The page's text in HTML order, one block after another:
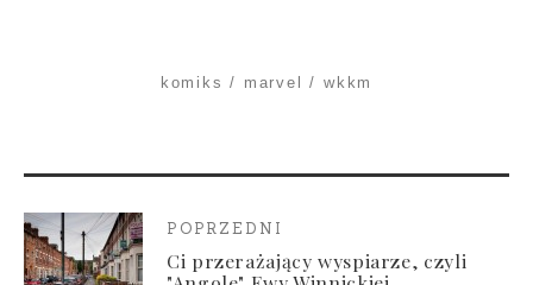
komiks marvel wkkm
POPRZEDNI
Ci przerażający wyspiarze, czyli